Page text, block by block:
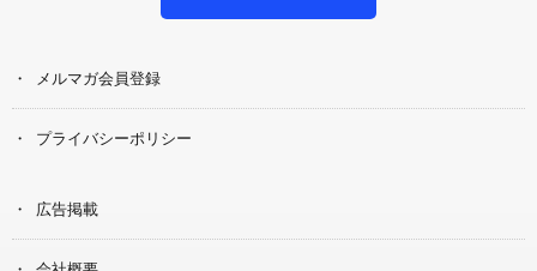
メルマガ会員登録
プライバシーポリシー
広告掲載